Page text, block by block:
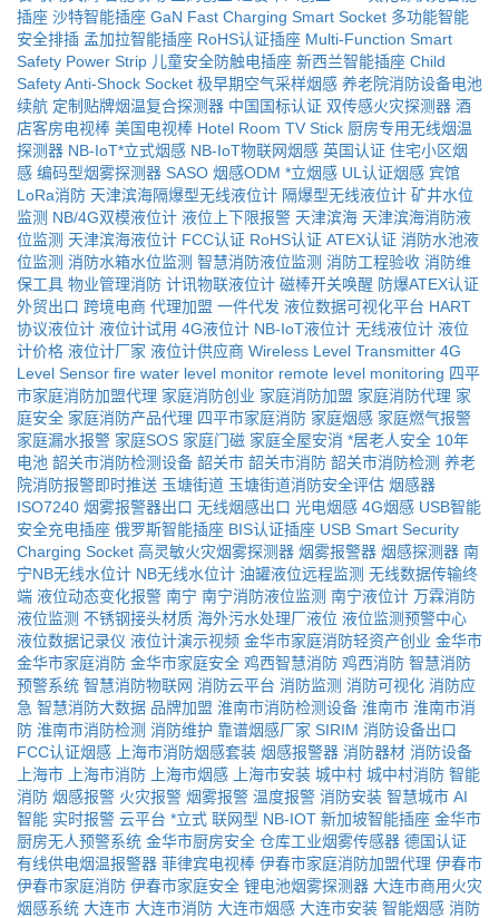
插座 沙特智能插座 GaN Fast Charging Smart Socket 多功能智能
安全排插 孟加拉智能插座 RoHS认证插座 Multi-Function Smart
Safety Power Strip 儿童安全防触电插座 新西兰智能插座 Child
Safety Anti-Shock Socket 极早期空气采样烟感 养老院消防设备电池
续航 定制贴牌烟温复合探测器 中国国标认证 双传感火灾探测器 酒
店客房电视棒 美国电视棒 Hotel Room TV Stick 厨房专用无线烟温
探测器 NB-IoT*立式烟感 NB-IoT物联网烟感 英国认证 住宅小区烟
感 编码型烟雾探测器 SASO 烟感ODM *立烟感 UL认证烟感 宾馆
LoRa消防 天津滨海隔爆型无线液位计 隔爆型无线液位计 矿井水位
监测 NB/4G双模液位计 液位上下限报警 天津滨海 天津滨海消防液
位监测 天津滨海液位计 FCC认证 RoHS认证 ATEX认证 消防水池液
位监测 消防水箱水位监测 智慧消防液位监测 消防工程验收 消防维
保工具 物业管理消防 计讯物联液位计 磁棒开关唤醒 防爆ATEX认证
外贸出口 跨境电商 代理加盟 一件代发 液位数据可视化平台 HART
协议液位计 液位计试用 4G液位计 NB-IoT液位计 无线液位计 液位
计价格 液位计厂家 液位计供应商 Wireless Level Transmitter 4G
Level Sensor fire water level monitor remote level monitoring 四平
市家庭消防加盟代理 家庭消防创业 家庭消防加盟 家庭消防代理 家
庭安全 家庭消防产品代理 四平市家庭消防 家庭烟感 家庭燃气报警
家庭漏水报警 家庭SOS 家庭门磁 家庭全屋安消 *居老人安全 10年
电池 韶关市消防检测设备 韶关市 韶关市消防 韶关市消防检测 养老
院消防报警即时推送 玉塘街道 玉塘街道消防安全评估 烟感器
ISO7240 烟雾报警器出口 无线烟感出口 光电烟感 4G烟感 USB智能
安全充电插座 俄罗斯智能插座 BIS认证插座 USB Smart Security
Charging Socket 高灵敏火灾烟雾探测器 烟雾报警器 烟感探测器 南
宁NB无线水位计 NB无线水位计 油罐液位远程监测 无线数据传输终
端 液位动态变化报警 南宁 南宁消防液位监测 南宁液位计 万霖消防
液位监测 不锈钢接头材质 海外污水处理厂液位 液位监测预警中心
液位数据记录仪 液位计演示视频 金华市家庭消防轻资产创业 金华市
金华市家庭消防 金华市家庭安全 鸡西智慧消防 鸡西消防 智慧消防
预警系统 智慧消防物联网 消防云平台 消防监测 消防可视化 消防应
急 智慧消防大数据 品牌加盟 淮南市消防检测设备 淮南市 淮南市消
防 淮南市消防检测 消防维护 靠谱烟感厂家 SIRIM 消防设备出口
FCC认证烟感
上海市消防烟感套装 烟感报警器 消防器材 消防设备
上海市
上海市消防 上海市烟感 上海市安装 城中村 城中村消防 智能
消防 烟感报警 火灾报警 烟雾报警 温度报警 消防安装 智慧城市 AI
智能 实时报警 云平台 *立式 联网型 NB-IOT 新加坡智能插座 金华市
厨房无人预警系统 金华市厨房安全 仓库工业烟雾传感器 德国认证
有线供电烟温报警器 菲律宾电视棒 伊春市家庭消防加盟代理 伊春市
伊春市家庭消防 伊春市家庭安全 锂电池烟雾探测器 大连市商用火灾
烟感系统 大连市 大连市消防 大连市烟感 大连市安装 智能烟感 消防